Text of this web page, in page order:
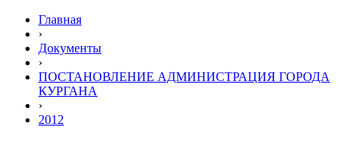
Главная
›
Документы
›
ПОСТАНОВЛЕНИЕ АДМИНИСТРАЦИЯ ГОРОДА
КУРГАНА
›
2012